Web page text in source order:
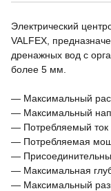
Электрический
VALFEX,
дренажных вод с
более 5 мм.
— Максимальный
— Максимальный
— Потребляемый ток
— Потребляемая
—
— Максимальная
— Максимальный